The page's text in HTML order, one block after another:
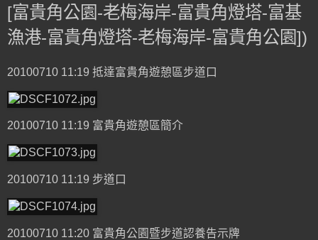
[富貴角公園-老梅海岸-富貴角燈塔-富基
漁港-富貴角燈塔-老梅海岸-富貴角公園])
20100710 11:19 抵達富貴角遊憩區步道口
20100710 11:19 富貴角遊憩區簡介
20100710 11:19 步道口
20100710 11:20 富貴角公園暨步道認養告示牌